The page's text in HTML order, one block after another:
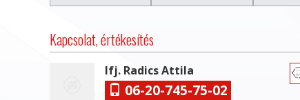
Kapcsolat, értékesítés
Ifj. Radics Attila
06-20-745-75-02